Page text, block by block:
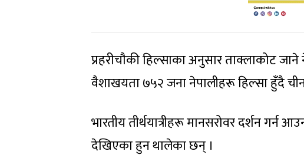
प्रहरीचाैकी हिल्साका अनुसार ताक्लाकोट जाने
वैशाखयता ७५२ जना नेपालीहरू हिल्सा हुँदै
भारतीय तीर्थयात्रीहरू मानसरोवर दर्शन
देखिएका हुन थालेका छन् ।